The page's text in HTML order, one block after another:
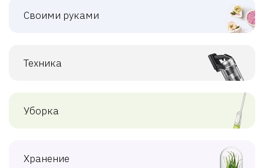
Своими руками
Техника
Уборка
Хранение